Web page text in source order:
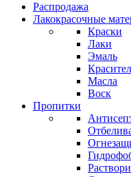
Распродажа
Лакокрасочные
Краски
Лаки
Эмаль
Масла
Воск
Пропитки